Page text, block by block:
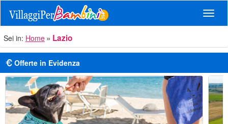
Sei in: Home Lazio
Offerte in Evidenza